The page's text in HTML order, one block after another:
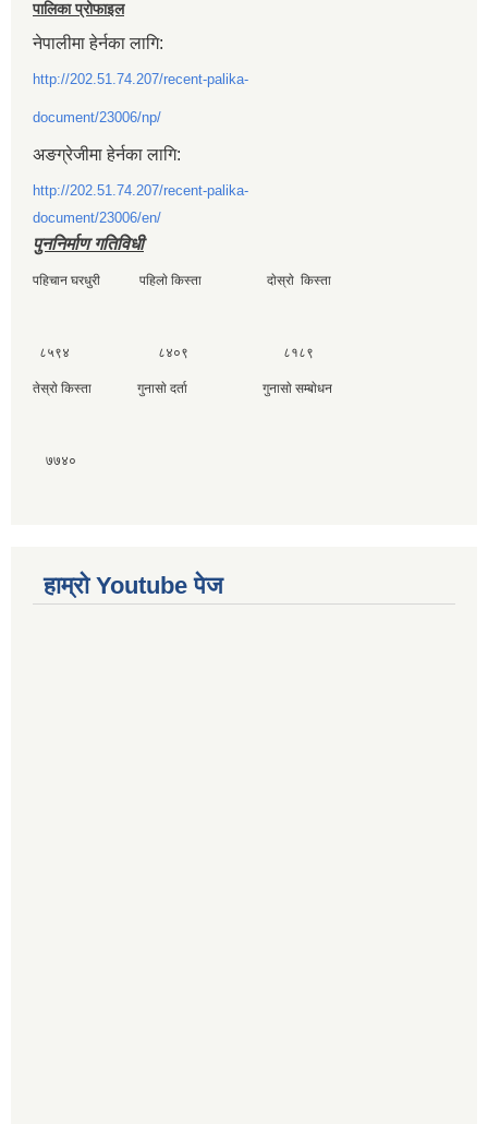
पालिका प्रोफाइल
नेपालीमा हेर्नका लागि:
http://202.51.74.207/recent-palika-
document/23006/np/
अङग्रेजीमा हेर्नका लागि:
http://202.51.74.207/recent-palika-
document/23006/en/
पुननिर्माण गतिविधी
पहिचान घरधुरी पहिलाे किस्ता दाेस्राे किस्ता
८५९४ ८४०९ ८१८९
तेस्राे किस्ता गुनासाे दर्ता गुनासाे सम्बाेधन
७७४०
हाम्राे Youtube पेज